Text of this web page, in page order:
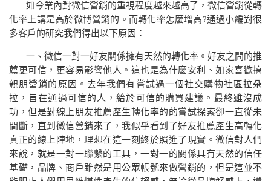
如今業內對微信營銷的重視程度越來越高了，微信營銷從轉
化率上講是高於微博營銷的。而轉化率怎麼增高?通過小編對很
多客戶的研究我們得出以下原因：
一、微信一對一好友關係擁有天然的轉化率。好友之間的推
薦更可信，更容易影響他人。這也是為什麼安利、如家喜歡搞
親朋營銷的原因。去年我們有嘗試過一個社交購物社區拉朵
拉，旨在通過可信的人，給於可信的購買建議。最終雖沒成
功，但是對線上朋友推薦產生轉化率的的嘗試探索卻一直從未
間斷，直到微信營銷來了，我似乎看到了好友推薦產生高轉化
真正的線上陣地，理想在這一刻終於照進了現實。微信對人們
來說，就是一對一聯繫的工具，一對一的關係具有天然的信任
基礎，品牌、商戶雖然是用公眾帳號來做營銷的，但是這並不